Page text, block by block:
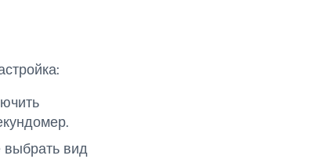
выбрать вид